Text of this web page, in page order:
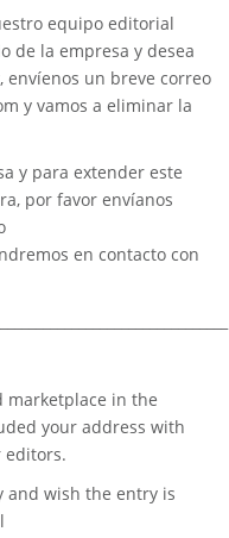
equipo editorial
de la empresa y desea
un breve correo
y vamos a eliminar la
y para extender este
por favor envíanos
en contacto con
marketplace in the
your address with
editors.
and wish the entry is